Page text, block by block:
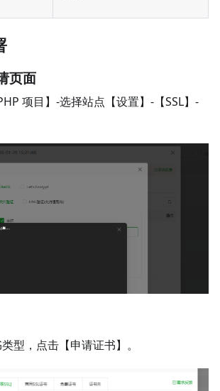
页面
项目】-选择站点【设置】-【SSL】-
型，点击【申请证书】。